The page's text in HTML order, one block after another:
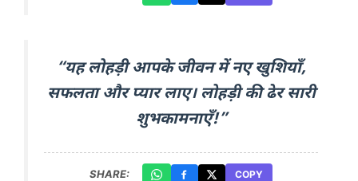
“यह लोहड़ी आपके जीवन में नए खुशियाँ,
सफलता और प्यार लाए। लोहड़ी की ढेर सारी
शुभकामनाएँ!”
SHARE: COPY